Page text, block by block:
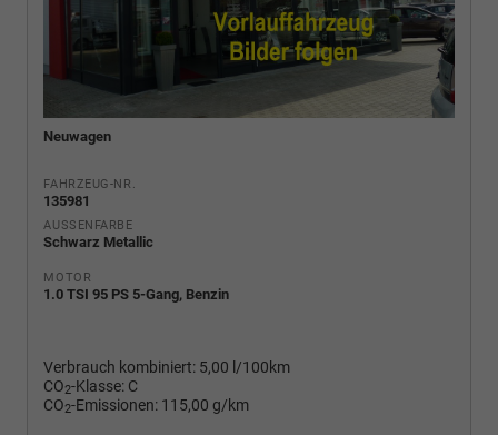
Neuwagen
FAHRZEUG-NR.
135981
AUSSENFARBE
Schwarz Metallic
MOTOR
1.0 TSI 95 PS 5-Gang, Benzin
Verbrauch kombiniert: 5,00 l/100km
CO2-Klasse: C
CO2-Emissionen: 115,00 g/km